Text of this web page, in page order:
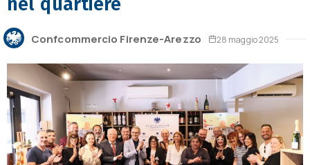
Confcommercio Firenze-Arezzo 28 maggio 2025